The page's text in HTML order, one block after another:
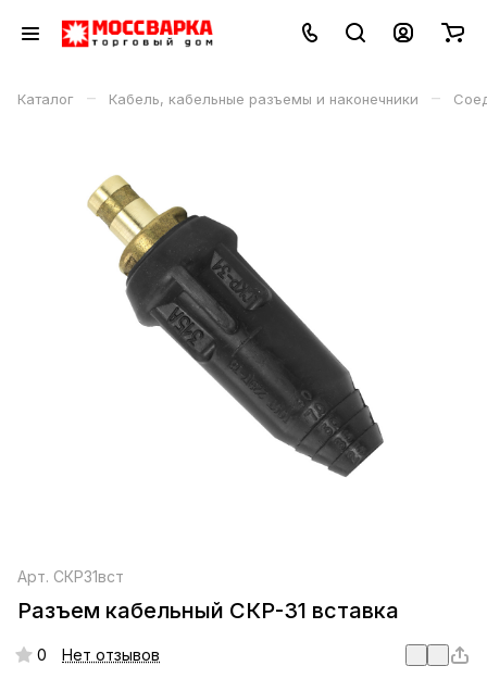
Каталог – Кабель, кабельные разъемы и наконечники –
Арт. СКР31вст
Разъем кабельный СКР-31 вставка
0 Нет отзывов